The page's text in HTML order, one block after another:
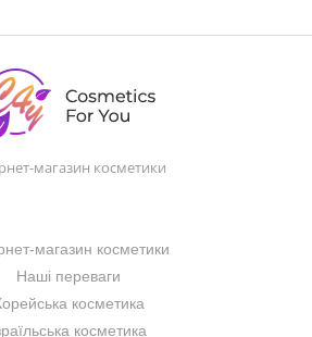
магазин косметики
магазин косметики
Наші переваги
косметика
косметика